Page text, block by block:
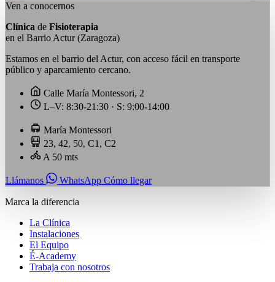
Ven a conocernos
Clínica de Fisioterapia
en el Barrio Actur (Zaragoza)
Estamos en el barrio del Actur, con acceso fácil en transporte
público y aparcamiento cercano.
Calle María Montessori, 2
L–V: 8:30-21:30 · S: 9:00-14:00
María Montessori
23, 42, 50, C1, C2
A 50 mts
Llámanos WhatsApp Cómo llegar
Marca la diferencia
La Clínica
Instalaciones
El Equipo
É-Academy
Trabaja con nosotros